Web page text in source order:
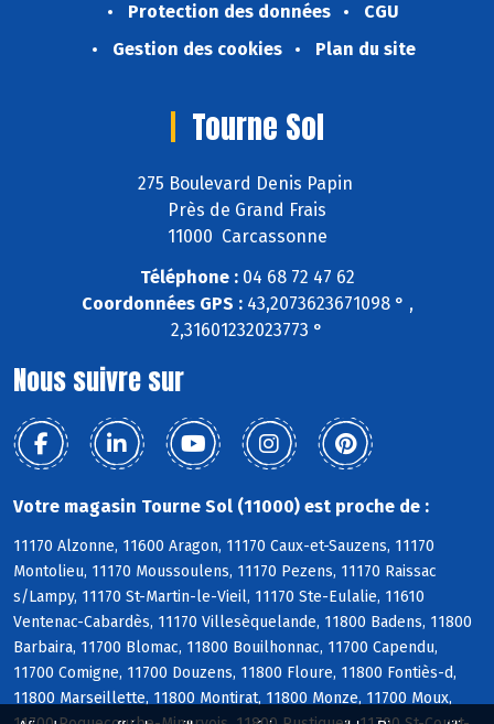
Protection des données
CGU
Gestion des cookies
Plan du site
Tourne Sol
275 Boulevard Denis Papin
Près de Grand Frais
11000 Carcassonne
Téléphone :04 68 72 47 62
Coordonnées GPS :43,2073623671098 ° ,
2,31601232023773 °
Nous suivre sur
Votre magasin Tourne Sol (11000) est proche de :
11170 Alzonne, 11600 Aragon, 11170 Caux-et-Sauzens, 11170
Montolieu, 11170 Moussoulens, 11170 Pezens, 11170 Raissac
s/Lampy, 11170 St-Martin-le-Vieil, 11170 Ste-Eulalie, 11610
Ventenac-Cabardès, 11170 Villesèquelande, 11800 Badens, 11800
Barbaira, 11700 Blomac, 11800 Bouilhonnac, 11700 Capendu,
11700 Comigne, 11700 Douzens, 11800 Floure, 11800 Fontiès-d,
11800 Marseillette, 11800 Montirat, 11800 Monze, 11700 Moux,